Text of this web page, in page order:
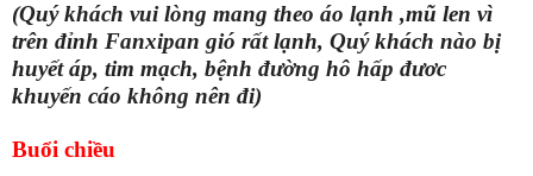
(Quý khách vui lòng mang theo áo lạnh ,mũ len vì
trên đỉnh Fanxipan gió rất lạnh, Quý khách nào bị
huyết áp, tim mạch, bệnh đường hô hấp đươc
khuyến cáo không nên đi)
Buổi chiều